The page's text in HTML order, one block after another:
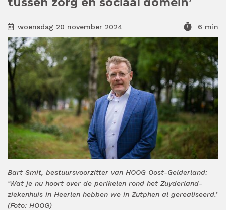
woensdag 20 november 2024 timer 6 min
Bart Smit, bestuursvoorzitter van HOOG Oost-Gelderland:
‘Wat je nu hoort over de perikelen rond het Zuyderland-
ziekenhuis in Heerlen hebben we in Zutphen al gerealiseerd.’
(Foto: HOOG)